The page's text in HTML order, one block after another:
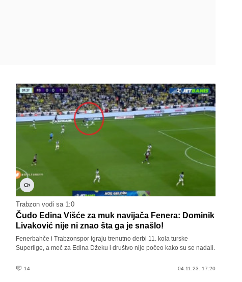
Trabzon vodi sa 1:0
Čudo Edina Višće za muk navijača Fenera: Dominik
Livaković nije ni znao šta ga je snašlo!
Fenerbahče i Trabzonspor igraju trenutno derbi 11. kola turske
Superlige, a meč za Edina Džeku i društvo nije počeo kako su se nadali.
14 04.11.23. 17:20